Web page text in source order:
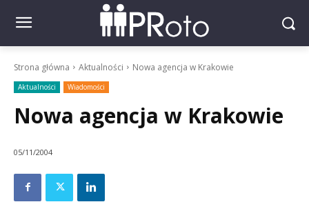
Strona główna Aktualności Nowa agencja w Krakowie
Aktualności Wiadomości
Nowa agencja w Krakowie
05/11/2004